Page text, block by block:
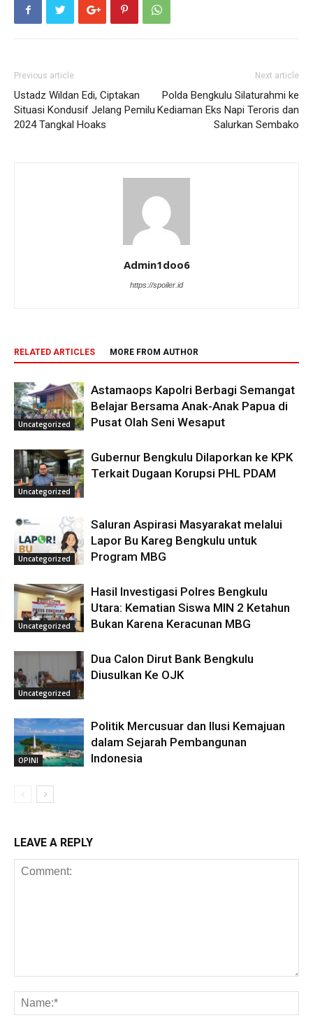
Previous article
Ustadz Wildan Edi, Ciptakan
Situasi Kondusif Jelang Pemilu
2024 Tangkal Hoaks
Next article
Polda Bengkulu Silaturahmi ke
Kediaman Eks Napi Teroris dan
Salurkan Sembako
Admin1doo6
https://spoiler.id
RELATED ARTICLES MORE FROM AUTHOR
Uncategorized
Astamaops Kapolri Berbagi Semangat
Belajar Bersama Anak-Anak Papua di
Pusat Olah Seni Wesaput
Uncategorized
Gubernur Bengkulu Dilaporkan ke KPK
Terkait Dugaan Korupsi PHL PDAM
Uncategorized
Saluran Aspirasi Masyarakat melalui
Lapor Bu Kareg Bengkulu untuk
Program MBG
Uncategorized
Hasil Investigasi Polres Bengkulu
Utara: Kematian Siswa MIN 2 Ketahun
Bukan Karena Keracunan MBG
Uncategorized
Dua Calon Dirut Bank Bengkulu
Diusulkan Ke OJK
OPINI
Politik Mercusuar dan Ilusi Kemajuan
dalam Sejarah Pembangunan
Indonesia
LEAVE A REPLY